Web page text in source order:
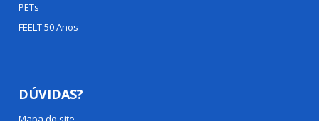
PETs
FEELT 50 Anos
DÚVIDAS?